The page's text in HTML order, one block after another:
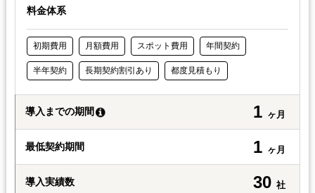
料金体系
初期費用 月額費用 スポット費用 年間契約
半年契約 長期契約割引あり 都度見積もり
導入までの期間 1 ヶ月
最低契約期間 1 ヶ月
導入実績数 30 社